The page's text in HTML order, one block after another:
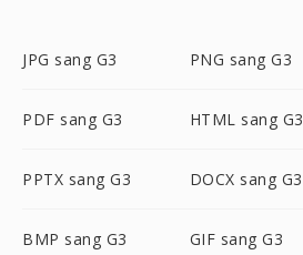
JPG sang G3 PNG sang G3
PDF sang G3 HTML sang G3
PPTX sang G3 DOCX sang G3
BMP sang G3 GIF sang G3